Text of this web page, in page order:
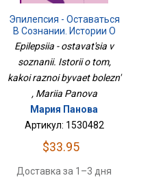
Эпилепсия - Оставаться
В Сознании. Истории О
Том, Какой Разной
Бывает Болезнь
Epilepsiia - ostavat'sia v
soznanii. Istorii o tom,
kakoi raznoi byvaet bolezn'
, Mariia Panova
Мария Панова
Артикул: 1530482
$33.95
Доставка за 1–3 дня